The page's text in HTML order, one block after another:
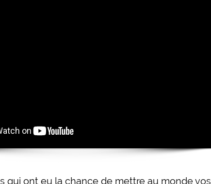
qui ont eu la chance de mettre au monde vos